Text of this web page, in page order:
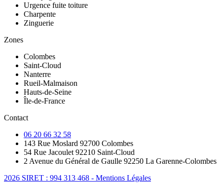
Urgence fuite toiture
Charpente
Zinguerie
Zones
Colombes
Saint-Cloud
Nanterre
Rueil-Malmaison
Hauts-de-Seine
Île-de-France
Contact
06 20 66 32 58
143 Rue Moslard 92700 Colombes
54 Rue Jacoulet 92210 Saint-Cloud
2 Avenue du Général de Gaulle 92250 La Garenne-Colombes
2026 SIRET : 994 313 468 - Mentions Légales